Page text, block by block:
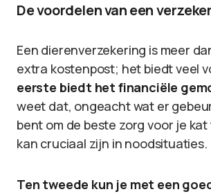
De voordelen van een
Een dierenverzekering is meer
extra kostenpost; het biedt veel
eerste biedt het financiële
weet dat, ongeacht wat er
bent om de beste zorg voor je
kan cruciaal zijn in noodsituaties.
Ten tweede kun je met een